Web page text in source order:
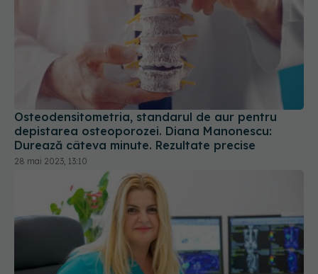
Osteodensitometria, standarul de aur pentru
depistarea osteoporozei. Diana Manonescu:
Durează câteva minute. Rezultate precise
28 mai 2023, 13:10